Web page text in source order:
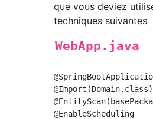
que vous deviez
techniques suivantes
WebApp.java
@Import(Domain.class)
@EnableScheduling